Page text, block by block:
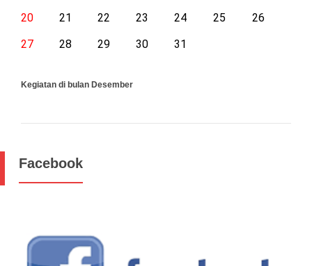
20
21 22 23 24 25
26
27
28 29 30 31
Kegiatan di bulan Desember
Facebook